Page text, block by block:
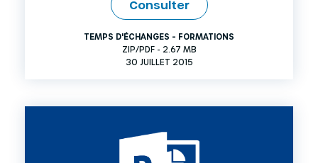
Consulter
TEMPS D'ÉCHANGES - FORMATIONS
ZIP/PDF - 2.67 MB
30 JUILLET 2015